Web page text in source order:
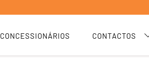
CONCESSIONÁRIOS CONTACTOS